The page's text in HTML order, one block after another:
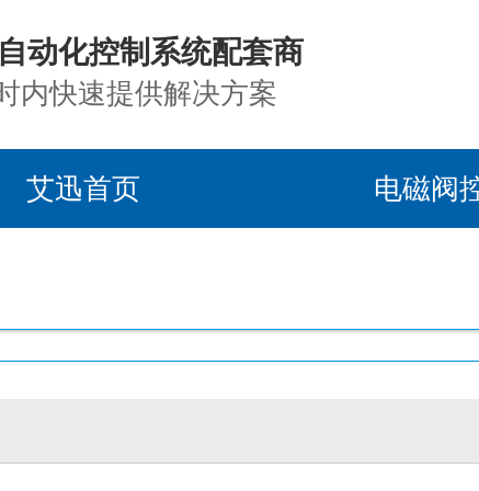
动化控制系统配套商
内快速提供解决方案
艾迅首页 电磁阀